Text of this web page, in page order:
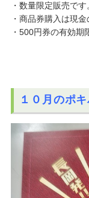
・数量限定販売です
・商品券購入は現
・500円券の有効期
１０月のポ